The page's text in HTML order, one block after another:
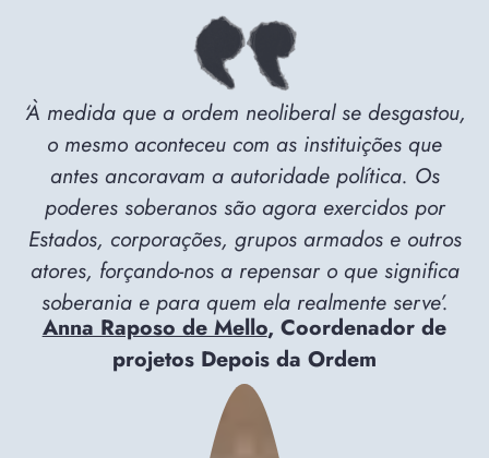
‘À medida que a ordem neoliberal se desgastou,
o mesmo aconteceu com as instituições que
antes ancoravam a autoridade política. Os
poderes soberanos são agora exercidos por
Estados, corporações, grupos armados e outros
atores, forçando-nos a repensar o que significa
soberania e para quem ela realmente serve’.
Anna Raposo de Mello, Coordenador de
projetos Depois da Ordem